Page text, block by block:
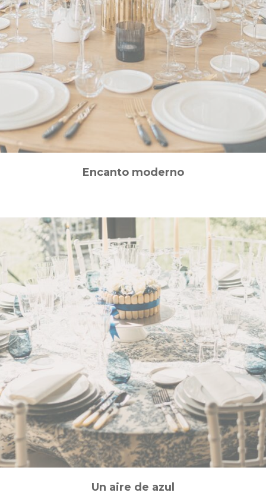
Encanto moderno
Un aire de azul